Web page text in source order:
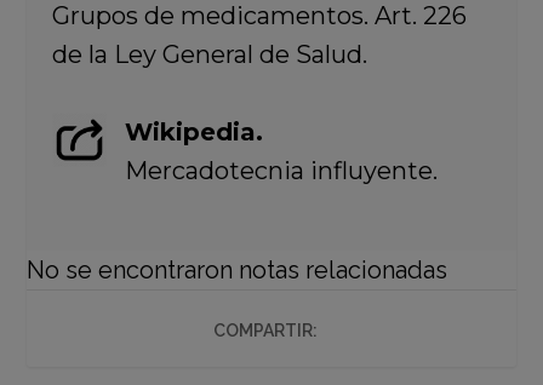
Grupos de medicamentos. Art. 226
de la Ley General de Salud.
Wikipedia.
Mercadotecnia influyente.
No se encontraron notas relacionadas
COMPARTIR: